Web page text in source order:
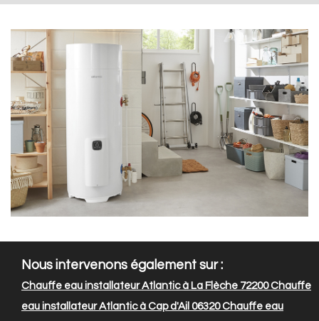
Nous intervenons également sur :
Chauffe eau installateur Atlantic à La Flèche 72200Chauffe
eau installateur Atlantic à Cap d'Ail 06320Chauffe eau